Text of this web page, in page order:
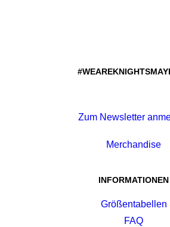
Zum Newsletter
Merchandise
INFORMATIONEN
Größentabellen
FAQ